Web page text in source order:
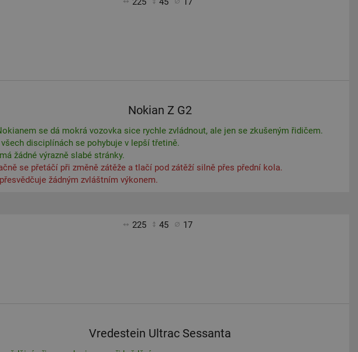
Nokian Z G2
se dá mokrá vozovka sice rychle zvládnout, ale jen se zkušeným řidičem.
disciplínách se pohybuje v lepší třetině.
žádné výrazně slabé stránky.
se přetáčí při změně zátěže a tlačí pod zátěží silně přes přední kola.
žádným zvláštním výkonem.
225 45 17
Vredestein Ultrac Sessanta